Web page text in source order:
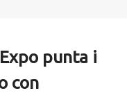
punta i
con